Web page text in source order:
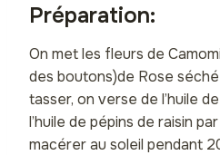
Préparation:
On met les fleurs de
des boutons)de Rose
tasser, on verse de l’huile
l’huile de pépins de raisin
macérer au soleil pendant